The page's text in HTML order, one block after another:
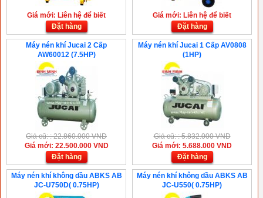
Giá mới: Liên hệ để biết
Đặt hàng
Giá mới: Liên hệ để biết
Đặt hàng
Máy nén khí Jucai 2 Cấp
AW60012 (7.5HP)
Giá cũ: : 22.860.000 VND
Giá mới: 22.500.000 VND
Đặt hàng
Máy nén khí Jucai 1 Cấp AV0808
(1HP)
Giá cũ: : 5.832.000 VND
Giá mới: 5.688.000 VND
Đặt hàng
Máy nén khí không dầu ABKS AB
JC-U750D( 0.75HP)
Máy nén khí không dầu ABKS AB
JC-U550( 0.75HP)